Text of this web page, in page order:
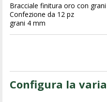
Bracciale finitura oro con
Confezione da 12 pz
grani 4 mm
Configura la